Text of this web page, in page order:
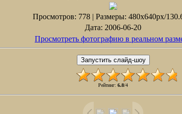
Просмотров: 778 | Размеры: 480x640px/
Дата: 2006-06-20
Просмотреть фотографию в реальном
Рейтинг: 6.8/4